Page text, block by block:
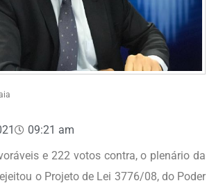
09:21 am
e 222 votos contra, o plenário da
o Projeto de Lei 3776/08, do Poder